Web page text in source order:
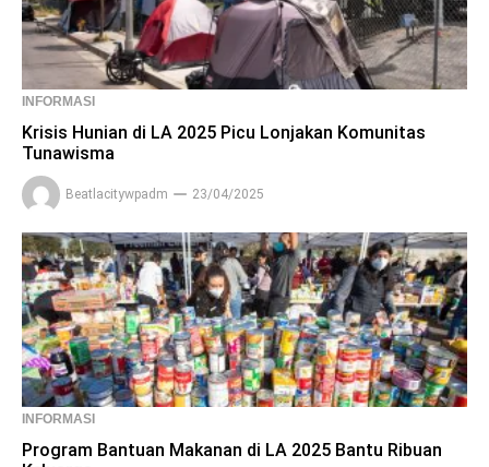
INFORMASI
Krisis Hunian di LA 2025 Picu Lonjakan Komunitas
Tunawisma
Beatlacitywpadm 23/04/2025
INFORMASI
Program Bantuan Makanan di LA 2025 Bantu Ribuan